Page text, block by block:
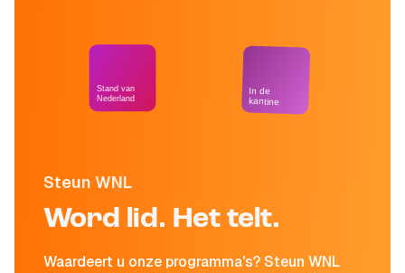
Steun WNL
Word lid. Het telt.
Waardeert u onze programma's? Steun WNL
Stand van
Nederland
In de
kantine